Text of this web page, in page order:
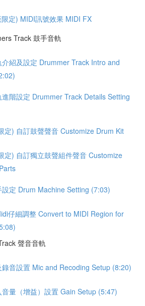
定) MIDI訊號效果 MIDI FX
Track 鼓手音軌
紹及設定 Drummer Track Intro and
階設定 Drummer Track Details Setting
定) 自訂鼓聲聲音 Customize Drum Kit
定) 自訂獨立鼓聲組件聲音 Customize
定 Drum Machine Setting (7:03)
仔細調整 Convert to MIDI Region for
聲音音軌
音設置 Mic and Recoding Setup (8:20)
量（增益）設置 Gain Setup (5:47)